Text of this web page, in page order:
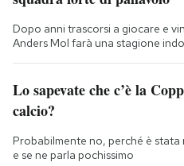
Dopo anni trascorsi a giocare e
Anders Mol farà una stagione
Lo sapevate che c’è la
calcio?
Probabilmente no, perché è
e se ne parla pochissimo